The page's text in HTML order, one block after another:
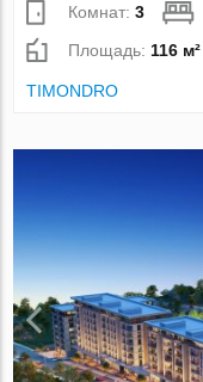
Комнат:3
Площадь: 116 м²
TIMONDRO